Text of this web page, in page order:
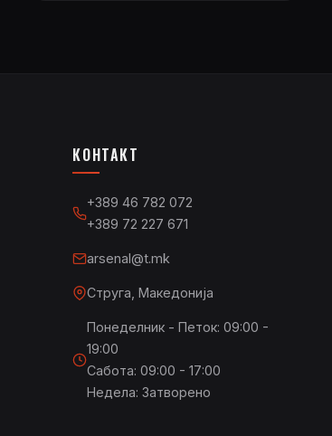
КОНТАКТ
+389 46 782 072
+389 72 227 671
arsenal@t.mk
Струга, Македонија
Понеделник - Петок: 09:00 -
19:00
Сабота: 09:00 - 17:00
Недела: Затворено